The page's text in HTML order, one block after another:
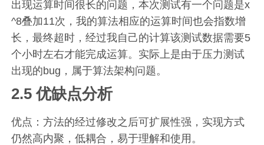
出现运算时间很长的问题，本次测试有一个问题是x
^8叠加11次，我的算法相应的运算时间也会指数增
长，最终超时，经过我自己的计算该测试数据需要5
个小时左右才能完成运算。实际上是由于压力测试
出现的bug，属于算法架构问题。
2.5 优缺点分析
优点：方法的经过修改之后可扩展性强，实现方式
仍然高内聚，低耦合，易于理解和使用。